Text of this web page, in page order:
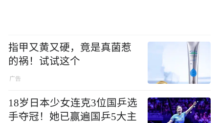
指甲又黄又硬，竟是真菌惹
的祸！试试这个
18岁日本少女连克3位国乒选
手夺冠！她已赢遍国乒5大主